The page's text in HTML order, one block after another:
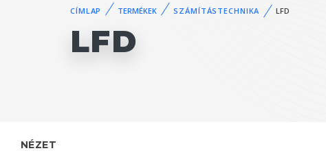
CÍMLAP TERMÉKEK SZÁMÍTÁSTECHNIKA LFD
LFD
NÉZET